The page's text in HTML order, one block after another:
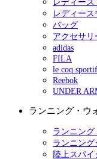
レディー
レディース
バッグ
アクセサリ
adidas
FILA
le coq sportif
Reebok
UNDER
ランニング・ウ
ランニン
ランニング
陸上スパイ